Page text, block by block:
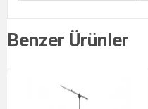
Benzer Ürünler